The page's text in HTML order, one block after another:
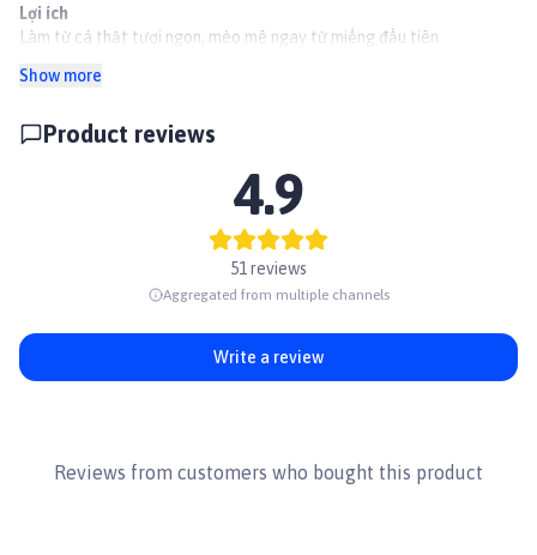
Lợi ích
Làm từ cá thật tươi ngon, mèo mê ngay từ miếng đầu tiên
Bổ sung Vitamin A & Taurine, hỗ trợ thị lực sáng khỏe
Giúp mèo duy trì cơ thể săn chắc, năng động, và luôn tràn đầy năng
Chất chống oxy hóa (Vitamin E & Selenium) – Tăng cường hệ miễn
Nước, thịt gà, xương gà, cá ngừ, phụ phẩm cá thu, Surimi cá trắng,
chất tạo hương, axit amin, phụ phẩm cá ngừ, gluten lúa mì, chất tạo
gel, chất khoáng, dầu đậu nành, vitamin, huyết tương cừu, chất bảo
👉 Xem thêm sản phẩm khác tại
Paddy.vn
#pateuot #thucanuot #patemeo #thucanchomeo
Show more
Product reviews
4.9
51 reviews
Aggregated from multiple channels
Write a review
Reviews from customers who bought this product